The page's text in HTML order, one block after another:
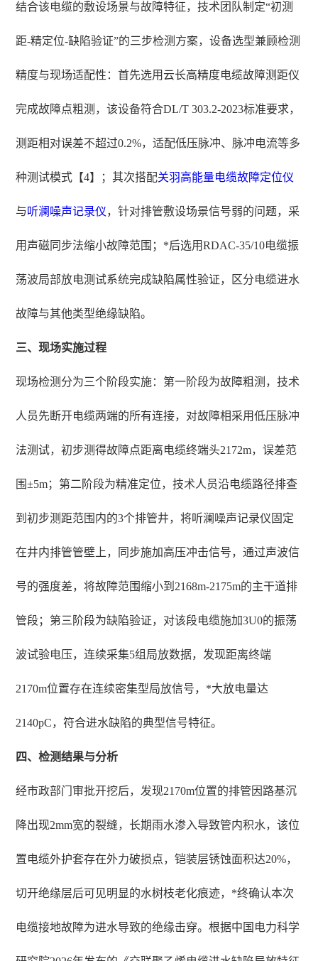
结合该电缆的敷设场景与故障特征，技术团队制定“初测
距-精定位-缺陷验证”的三步检测方案，设备选型兼顾检测
精度与现场适配性：首先选用云长高精度电缆故障测距仪
完成故障点粗测，该设备符合DL/T 303.2-2023标准要求，
测距相对误差不超过0.2%，适配低压脉冲、脉冲电流等多
种测试模式【4】；其次搭配关羽高能量电缆故障定位仪
与听澜 噪声记录仪，针对排管敷设场景信号弱的问题，采
用声磁同步法缩小故障范围；*后选用RDAC-35/10电缆振
荡波局部放电测试系统完成缺陷属性验证，区分电缆进水
故障与其他类型绝缘缺陷。
三、现场实施过程
现场检测分为三个阶段实施：第一阶段为故障粗测，技术
人员先断开电缆两端的所有连接，对故障相采用低压脉冲
法测试，初步测得故障点距离电缆终端头2172m，误差范
围±5m；第二阶段为精准定位，技术人员沿电缆路径排查
到初步测距范围内的3个排管井，将听澜噪声记录仪固定
在井内排管管壁上，同步施加高压冲击信号，通过声波信
号的强度差，将故障范围缩小到2168m-2175m的主干道排
管段；第三阶段为缺陷验证，对该段电缆施加3U0的振荡
波试验电压，连续采集5组局放数据，发现距离终端
2170m位置存在连续密集型局放信号，*大放电量达
2140pC，符合进水缺陷的典型信号特征。
四、检测结果与分析
经市政部门审批开挖后，发现2170m位置的排管因路基沉
降出现2mm宽的裂缝，长期雨水渗入导致管内积水，该位
置电缆外护套存在外力破损点，铠装层锈蚀面积达20%，
切开绝缘层后可见明显的水树枝老化痕迹，*终确认本次
电缆接地故障为进水导致的绝缘击穿。根据中国电力科学